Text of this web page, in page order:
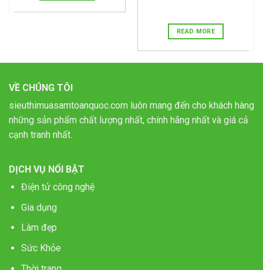
READ MORE
VỀ CHÚNG TÔI
sieuthimuasamtoanquoc.com luôn mang đến cho khách hàng
những sản phẩm chất lượng nhất, chính hãng nhất và giá cả
cạnh tranh nhất.
DỊCH VỤ NỔI BẬT
Điện tử công nghệ
Gia dụng
Làm đẹp
Sức Khỏe